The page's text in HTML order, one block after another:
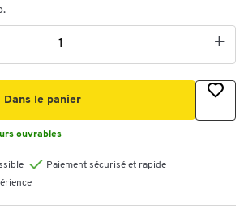
+
Dans le panier
ouvrables
Paiement sécurisé et rapide